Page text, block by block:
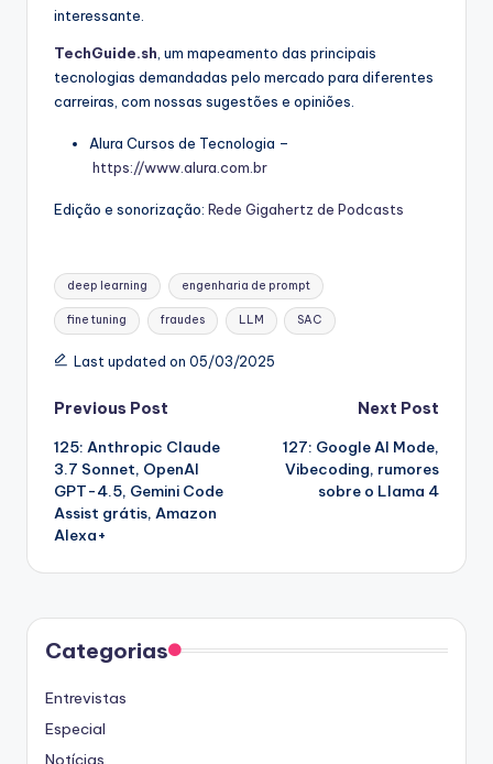
interessante.
TechGuide.sh, um mapeamento das principais
tecnologias demandadas pelo mercado para diferentes
carreiras, com nossas sugestões e opiniões.
Alura Cursos de Tecnologia –
https://www.alura.com.br
Edição e sonorização: Rede Gigahertz de Podcasts
Tags:
deep learning engenharia de prompt
fine tuning fraudes LLM SAC
Last updated on 05/03/2025
Post
navigation
Previous Post
125: Anthropic Claude
3.7 Sonnet, OpenAI
GPT-4.5, Gemini Code
Assist grátis, Amazon
Alexa+
Next Post
127: Google Al Mode,
Vibecoding, rumores
sobre o Llama 4
Categorias
Entrevistas
Especial
Notícias